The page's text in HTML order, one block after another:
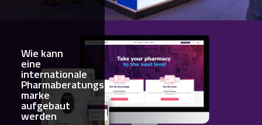
Wie kann
eine
internationale
Pharmaberatungs-
marke
aufgebaut
werden